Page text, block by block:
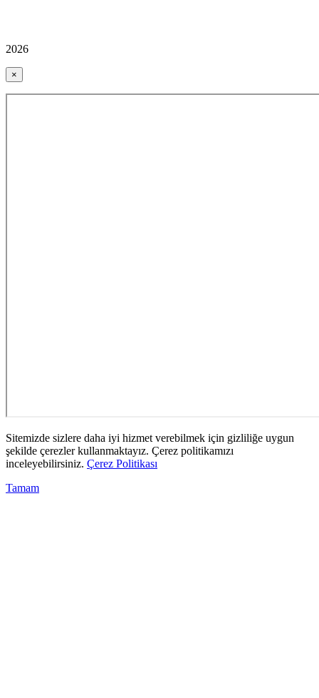
2026
×
Sitemizde sizlere daha iyi hizmet verebilmek için gizliliğe uygun
şekilde çerezler kullanmaktayız. Çerez politikamızı
inceleyebilirsiniz. Çerez Politikası
Tamam